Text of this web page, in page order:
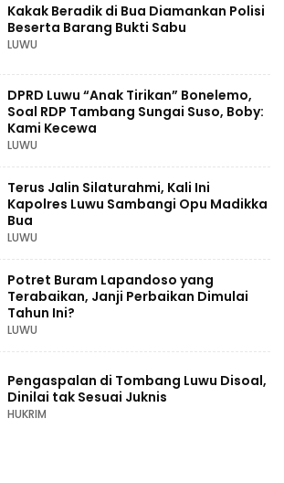
Kakak Beradik di Bua Diamankan Polisi
Beserta Barang Bukti Sabu
LUWU
DPRD Luwu “Anak Tirikan” Bonelemo,
Soal RDP Tambang Sungai Suso, Boby:
Kami Kecewa
LUWU
Terus Jalin Silaturahmi, Kali Ini
Kapolres Luwu Sambangi Opu Madikka
Bua
LUWU
Potret Buram Lapandoso yang
Terabaikan, Janji Perbaikan Dimulai
Tahun Ini?
LUWU
Pengaspalan di Tombang Luwu Disoal,
Dinilai tak Sesuai Juknis
HUKRIM